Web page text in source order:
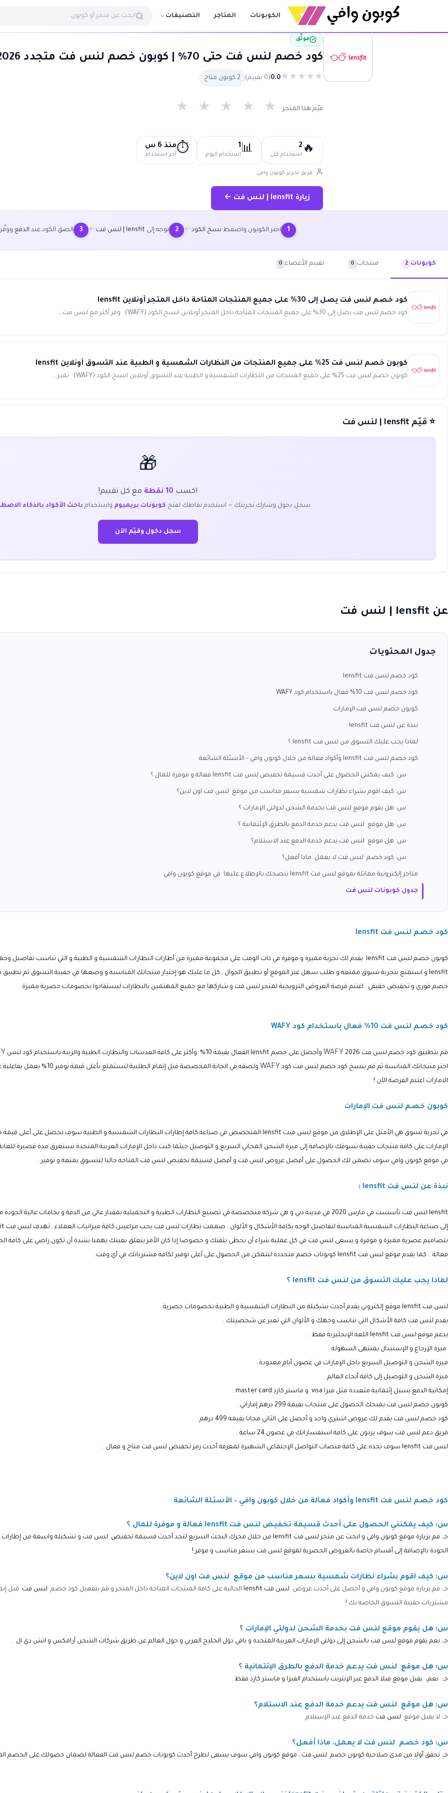
الكوبونات المتاجر التصنيفات
موثّق
كود خصم لنس فت حتى 70% | كوبون خصم لنس فت متجدد 2026 lensfit
★
★
★
★
★
0.0(0 تقييم) 2 كوبون متاح
قيّم هذا المتجر: ★ ★ ★ ★ ★
🔥
2
استخدام كلي 📊
1
استخدام اليوم ⏱️منذ 6 س
آخر استخدام
فريق تحرير كوبون وافي
زيارة lensfit | لنس فت ←
1 اختر الكوبون واضغط نسخ الكود←
2 توجه إلى lensfit | لنس فت ←
3 الصق الكود عند الدفع ووفّر
كوبونات 2 منتجات 0 تقييم الأعضاء 0
كود خصم لنس فت يصل إلى 30% على جميع المنتجات المتاحة داخل المتجر أونلاين lensfit
كود خصم لنس فت يصل إلى 30% على جميع المنتجات المتاحة داخل المتجر أونلاين انسخ الكود (WAFY) وفر أكثر مع لنس فت...
كوبون خصم لنس فت 25% على جميع المنتجات من النظارات الشمسية و الطبية عند التسوق أونلاين lensfit
كوبون خصم لنس فت 25% على جميع المنتجات من النظارات الشمسية و الطبية عند التسوق أونلاين انسخ الكود (WAFY) تميز...
⭐ قيّم lensfit | لنس فت
🎁
اكسب 10 نقطة مع كل تقييم!
سجل دخول وشارك تجربتك — استخدم نقاطك لفتح كوبونات بريميوم واستخدام باحث الأكواد بالذكاء
سجل دخول وقيّم الآن
عن lensfit | لنس فت
جدول المحتويات
كود خصم لنس فت lensfit
كود خصم لنس فت 10% فعال باستخدام كود WAFY
كوبون خصم لنس فت الإمارات
نبذة عن لنس فت lensfit :
لماذا يجب عليك التسوق من لنس فت lensfit ؟
كود خصم لنس فت lensfit وأكواد فعالة من خلال كوبون وافي – الأسئلة الشائعة
س: كيف يمكنني الحصول على أحدث قسيمة تخفيض لنس فت lensfit فعالة و موفرة للمال ؟
س: كيف اقوم بشراء نظارات شمسية بسعر مناسب من موقع لنس فت اون لاين؟
س: هل يقوم موقع لنس فت بخدمة الشحن لدولتي الإمارات ؟
س: هل موقع لنس فت يدعم خدمة الدفع بالطرق الإئتمانية ؟
س: هل موقع لنس فت يدعم خدمة الدفع عند الاستلام؟
س: كود خصم لنس فت لا يعمل. ماذا أفعل؟
متاجر إلكترونية مماثلة بموقع لنس فت lensfit ننصحك بالإطلاع عليها في موقع كوبون وافي :
جدول كوبونات لنس فت
كود خصم لنس فت lensfit
كوبون خصم لنس فت lensfit
يقدم لك تجربة مميزة و موفرة في ذات الوقت على مجموعة مميزة من أطارات النظارات الشمسية و الطبية و التي تناسب
lensfit و استمتع بتجربة تسوق ممتعة و طلب سهل عبر الموقع أو تطبيق الجوال , كل ما عليك هو إختيار منتجاتك المناسبة و وضعها في حقيبة التسوق ثم تطبيق
خصم فوري و تخفيض حقيقي . اغتنم فرصة العروض الترويجية لمتجر لنس فت و شاركها مع جميع المهتمين بالنظارات ليستفادوا بخصومات حصرية مميزة .
كود خصم لنس فت 10% فعال باستخدام كود WAFY
قم بتطبيق كود خصم لنس فت WAFY 2026 وأحصل على خصم lensfit الفعال بقيمة 10% وأكثر على كافة العدسات والنظارت الطبية والزينة باستخدام كود لنس
اختر منتجاتك المناسبة ثم قم بنسخ كود خصم لنس فت كود WAFY ولصقه في الخانة المخصصة قبل إتمام الطلبية لتستمتع بأعلى قيمة توفير 10% يعمل بفاعلية عند التسوق من
الامارات اغتنم الفرصة الآن !
كوبون خصم لنس فت الإمارات
في تجربة تسوق هي الأمثل على الإطلاق من موقع لنس فيت lensfit المتخصص في صناعة كافة إطارات النظارات الشمسية و الطبية سوف تحصل على أعلى قيمة
الإمارات على كافة منتجات حقيبة تسوقك بالإضافة إلى ميزة الشحن المجاني السريع و التوصيل حيثما كنت داخل الإمارات العربية المتحدة تستغرق مدة قصيرة
في موقع كوبون وافي سوف نضمن لك الحصول على أفضل عروض لنس فت و أفضل قسيمة تخفيض لنس فت المتاحة حاليا لتتسوق بمتعة و توفير .
نبذة عن لنس فت lensfit :
lensfit لنس فت تأسست في مارس 2020 في مدينة دبي و هي شركة متخصصة في تصنيع النظارات الطبية و التجميلية بمقدار عالي من الدقة و بخامات عالية الجودة
إلى صناعة النظارات الشمسية المناسبة لتفاصيل الوجه بكافة الأشكال و الألوان . صممت نظارات لنس فت بحب مراعيين كافة ميزانيات العملاء . تهدف لنس فت
بتصاميم عصرية مميزة و موفرة و يسعى لنس فت في كل عملية شراء أن يحظى بثقتك و خصوصا إذا كان الأمر يتعلق بعينك يهمنا بشدة أن تكون راضي على
فعالة . كما يقدم موقع لنس فت lensfit كوبونات خصم متجددة لتتمكن من الحصول على أعلى توفير لكافة مشترياتك في أي وقت.
لماذا يجب عليك التسوق من لنس فت lensfit ؟
لنس فت lensfit
موقع إلكتروني يقدم أحدث تشكيلة من النظارات الشمسية و الطبية بخصومات حصرية .
يقدم لنس فت كافة الأشكال التي تناسب وجهك و الألوان التي تعبر عن شخصيتك .
يدعم موقع لنس فت lensfit
اللغة الإنجليزية فقط .
ميزة الإرجاع و الإستبدال بمنتهى السهولة .
ميزة الشحن و التوصيل السريع داخل الإمارات في غصون أيام معدودة .
ميزة الشحن و التوصيل إلى كافة أنحاء العالم .
إمكانية الدفع بسبل إئتمانية متعددة مثل فيزا visa و ماستر كارد master card .
كوبون خصم لنس فت يمنحك الحصول على منتجات بقيمة 299 درهم إماراتي .
كود خصم لنس فت يقدم لك عروض اشتري واحد و أحصل على الثاني مجانا بقيمة 499 درهم .
فريق دعم لنس فت سوف يردون على كافة استفساراتك في غصون 24 ساعة .
لنس فت lensfit سوف تجده على كافة منصات التواصل الإجتماعي الشهيرة لمعرفة أحدث
رمز تخفيض لنس فت متاح و فعال .
كود خصم لنس فت lensfit وأكواد فعالة من خلال كوبون وافي – الأسئلة الشائعة
س: كيف يمكنني الحصول على أحدث قسيمة تخفيض لنس فت lensfit فعالة و موفرة للمال ؟
جـ: قم بزيارة موقع كوبون وافي و ابحث عن متجر لنس فت lensfit من خلال محرك البحث السريع لتجد أحدث قسيمة تخفيض لنس فت و تشكيلة واسعة من إطارات
الجودة بالإضافة إلى أقسام خاصة بالعروض الحصرية لموقع لنس فت بسعر مناسب و موفر !
س: كيف اقوم بشراء نظارات شمسية بسعر مناسب من موقع لنس فت اون لاين؟
جـ: قم بزيارة موقع كوبون وافي و أحصل على أحدث عروض لنس فت lensfit الحالية على كافة المنتجات المتاحة داخل المتجر و قم بتفعيل كود خصم لنس فت قبل
مشتريات حقيبة التسوق الخاصة بك !
س: هل يقوم موقع لنس فت بخدمة الشحن لدولتي الإمارات ؟
جـ: نعم يقوم موقع لنس فت بالشحن إلى دولتي الإمارات العربية المتحدة و باقي دول الخليج العربي و حول العالم عن طريق شركات الشحن أرامكس و اتش دي ال .
س: هل موقع لنس فت يدعم خدمة الدفع بالطرق الإئتمانية ؟
جـ: نعم، يقبل موقع فيلا الدفع عبر الإنترنت باستخدام الفيزا و ماستر كارد فقط .
س: هل موقع لنس فت يدعم خدمة الدفع عند الاستلام؟
جـ: لا يقبل موقع لنس فت خدمة الدفع عند الإستلام.
س: كود خصم لنس فت لا يعمل. ماذا أفعل؟
جـ: تحقق أولا من مدى صلاحية كوبون خصم لنس فت , موقع كوبون وافي سوف يسعى لطرح أحدث كوبونات خصم لنس فت الفعالة لضمان حصولك على الخصم